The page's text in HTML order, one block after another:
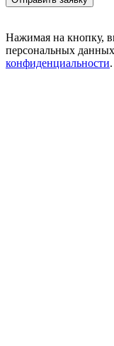
Нажимая на кнопку,
персональных
конфиденциальности.